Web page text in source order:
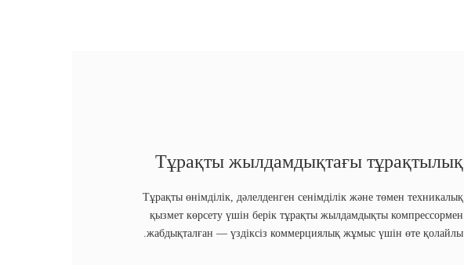
Тұрақты жылдамдықтағы тұрақтылық
Тұрақты өнімділік, дәлелденген сенімділік және төмен техникалық
қызмет көрсету үшін берік тұрақты жылдамдықты компрессормен
жабдықталған — үздіксіз коммерциялық жұмыс үшін өте қолайлы.